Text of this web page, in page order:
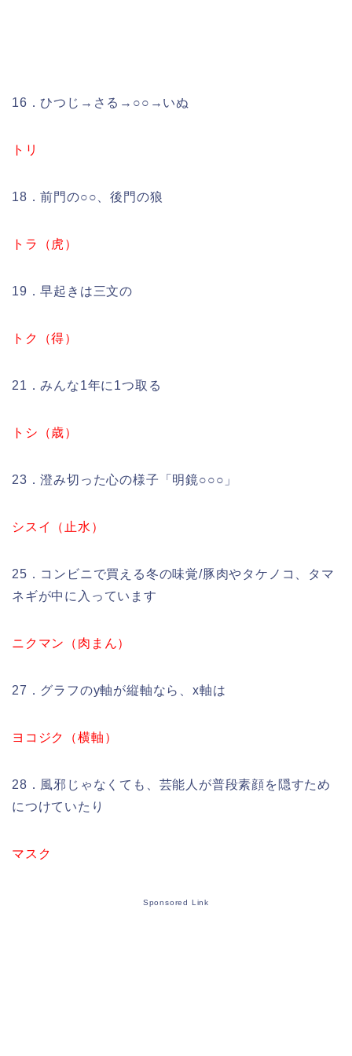
16．ひつじ→さる→○○→いぬ
トリ
18．前門の○○、後門の狼
トラ（虎）
19．早起きは三文の
トク（得）
21．みんな1年に1つ取る
トシ（歳）
23．澄み切った心の様子「明鏡○○○」
シスイ（止水）
25．コンビニで買える冬の味覚/豚肉やタケノコ、タマ
ネギが中に入っています
ニクマン（肉まん）
27．グラフのy軸が縦軸なら、x軸は
ヨコジク（横軸）
28．風邪じゃなくても、芸能人が普段素顔を隠すため
につけていたり
マスク
Sponsored Link